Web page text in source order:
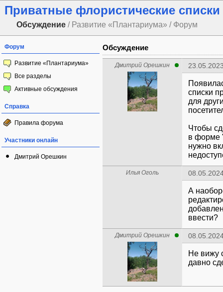
Приватные флористические списки
Обсуждение / Развитие «Плантариума» / Форум
Форум
Развитие «Плантариума»
Все разделы
Активные обсуждения
Справка
Правила форума
Участники онлайн
Дмитрий Орешкин
Обсуждение
Дмитрий Орешкин
списки
для
Чтобы
в форме
нужно
Илья Оголь
А
ввести?
Дмитрий Орешкин
Не вижу
давно